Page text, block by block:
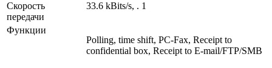
Скорость
передачи
33.6 kBits/s, . 1
Функции
Polling, time shift, PC-Fax, Receipt to
confidential box, Receipt to E-mail/FTP/SMB